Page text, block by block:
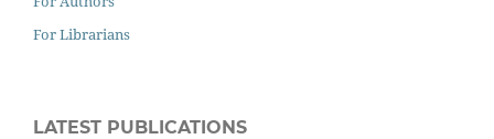
For Librarians
LATEST PUBLICATIONS